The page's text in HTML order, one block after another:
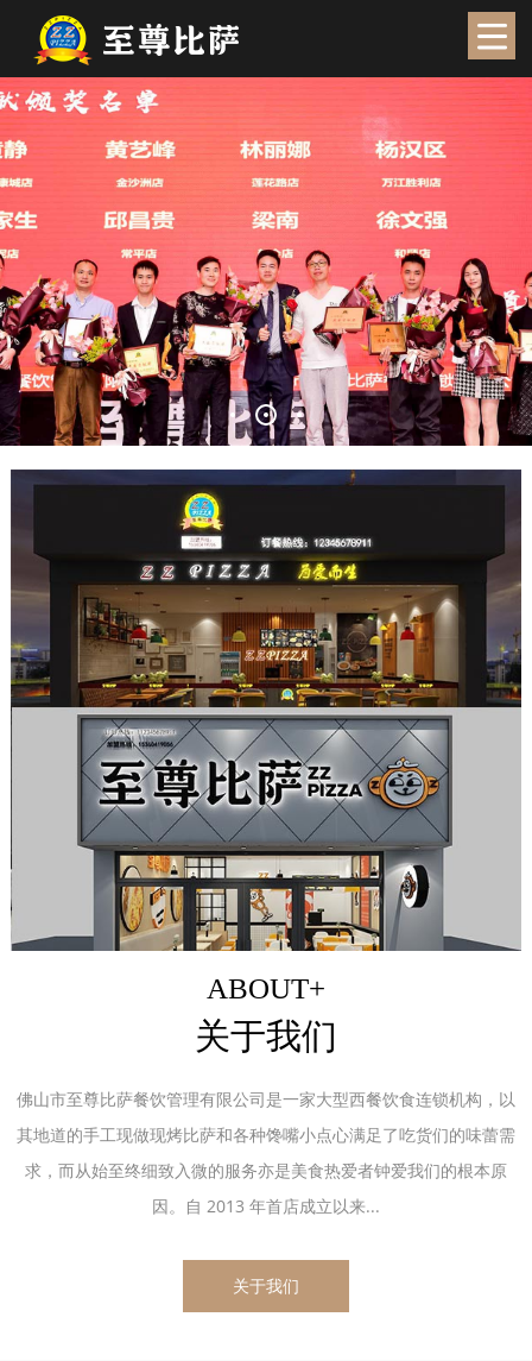
ABOUT+
关于我们
佛山市至尊比萨餐饮管理有限公司是一家大型西餐饮食连锁机构，以
其地道的手工现做现烤比萨和各种馋嘴小点心满足了吃货们的味蕾需
求，而从始至终细致入微的服务亦是美食热爱者钟爱我们的根本原
因。自 2013 年首店成立以来...
关于我们